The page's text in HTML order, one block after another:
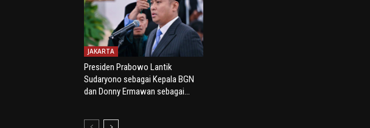
JAKARTA
Presiden Prabowo Lantik
Sudaryono sebagai Kepala BGN
dan Donny Ermawan sebagai...